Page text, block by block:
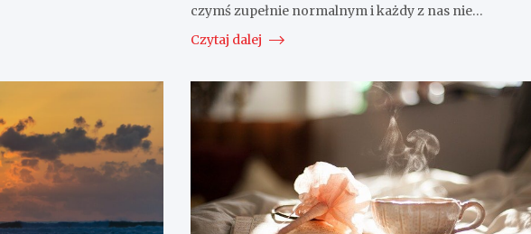
czymś zupełnie normalnym i każdy z nas nie…
Czytaj dalej